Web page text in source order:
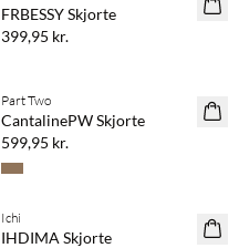
FRBESSY Skjorte
399,95 kr.
NYHED
Part Two
CantalinePW Skjorte
599,95 kr.
NYHED
Ichi
IHDIMA Skjorte